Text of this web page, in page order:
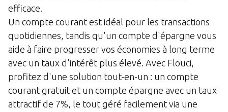
efficace.
Un compte courant est idéal pour les transactions
quotidiennes, tandis qu'un compte d'épargne vous
aide à faire progresser vos économies à long terme
avec un taux d'intérêt plus élevé. Avec Flouci,
profitez d'une solution tout-en-un : un compte
courant gratuit et un compte épargne avec un taux
attractif de 7%, le tout géré facilement via une